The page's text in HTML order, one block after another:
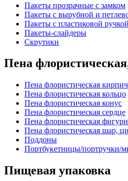
Пакеты прозрачные с замком
Пакеты с вырубной и
Пакеты с пластиковой ручкой
Пакеты-слайдеры
Скрутики
Пена
Пена флористическая кирпич
Пена флористическая кольцо
Пена флористическая конус
Пена флористическая сердце
Пена флористическая
Пена флористическая шар,
Поддоны
Портбукетницы/портручки/
Пищевая упаковка